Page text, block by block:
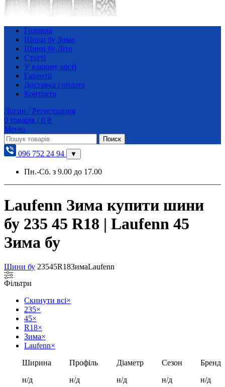
Головна
Шини бу Зима
Шини бу Літо
Статті
У вашому місті
Гарантії
Доставка і оплата
Контакти
Логин / Регистрация
0 товарів / 0 ₴
Меню
Поиск
096 752 24 94 ▼
Пн.-Сб. з 9.00 до 17.00
Laufenn Зима купити шини
бу 235 45 R18 | Laufenn 45
Зима бу
Шини бу 23545R18ЗимаLaufenn
Фільтри
Скинути всі×
235×
45×
R18×
Зима×
Laufenn×
Ширина
н/д
Профіль
н/д
Діаметр
н/д
Сезон
н/д
Бренд
н/д